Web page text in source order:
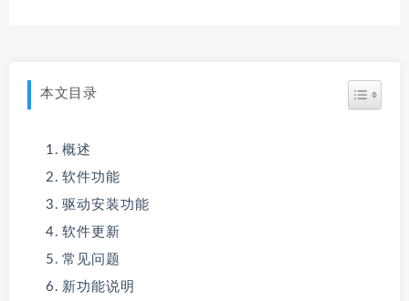
本文目录
概述
软件功能
驱动安装功能
软件更新
常见问题
新功能说明